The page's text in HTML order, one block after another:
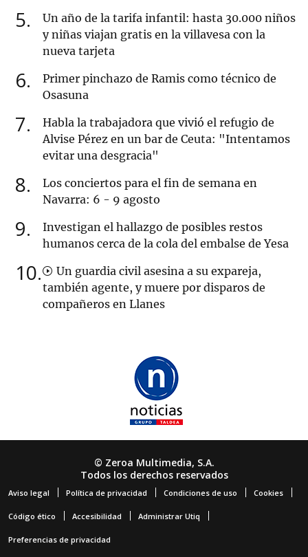
5
Un año de la tarifa infantil: hasta 30.000 niños
y niñas viajan gratis en la villavesa con la
nueva tarjeta
6
Primer pinchazo de Ramis como técnico de
Osasuna
7
Habla la trabajadora que vivió el refugio de
Alvise Pérez en un bar de Ceuta: "Intentamos
evitar una desgracia"
8
Los conciertos para el fin de semana en
Navarra: 6 - 9 agosto
9
Investigan el hallazgo de posibles restos
humanos cerca de la cola del embalse de Yesa
10
Un guardia civil asesina a su expareja,
también agente, y muere por disparos de
compañeros en Llanes
© Zeroa Multimedia, S.A.
Todos los derechos reservados
Aviso legal Política de privacidad Condiciones de uso Cookies
Código ético Accesibilidad Administrar Utiq
Preferencias de privacidad